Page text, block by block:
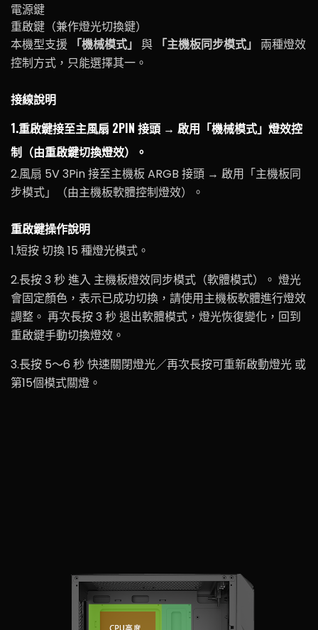
電源鍵
重啟鍵（兼作燈光切換鍵）
本機型支援
「機械模式」 與 「主機板同步模式」
兩種燈效
控制方式，只能選擇其一。
接線說明
1.重啟鍵接至主風扇 2PIN 接頭 → 啟用「機械模式」燈效控
制（由重啟鍵切換燈效）。
2.風扇 5V 3Pin 接至主機板 ARGB 接頭 → 啟用「主機板同
步模式」（由主機板軟體控制燈效）。
重啟鍵操作說明
1.短按 切換 15 種燈光模式。
2.長按 3 秒 進入 主機板燈效同步模式（軟體模式）。 燈光
會固定顏色，表示已成功切換，請使用主機板軟體進行燈效
調整。 再次長按 3 秒 退出軟體模式，燈光恢復變化，回到
重啟鍵手動切換燈效。
3.長按 5～6 秒 快速關閉燈光／再次長按可重新啟動燈光 或
第15個模式關燈。